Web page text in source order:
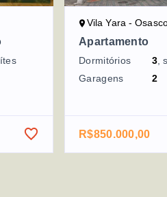
Vila Yara -
Apartamento
Dormitórios 3,
Garagens
2
R$850.000,00